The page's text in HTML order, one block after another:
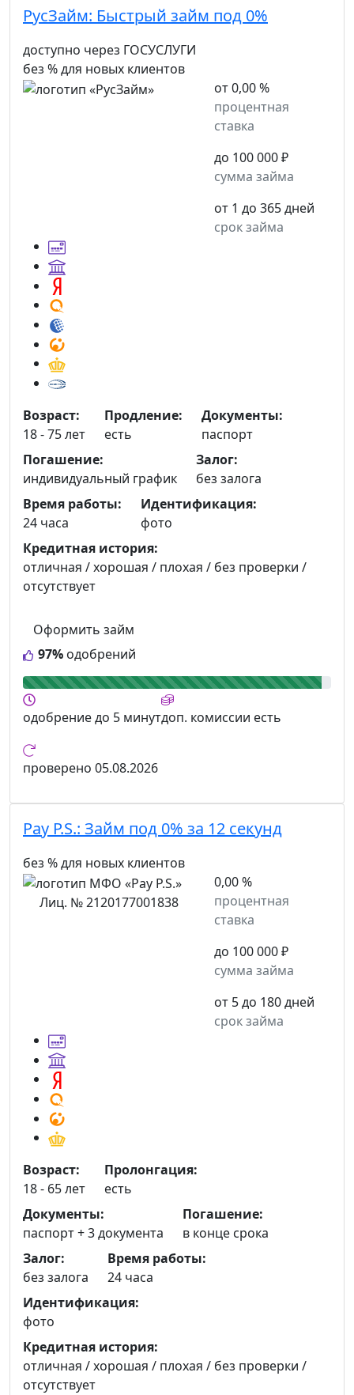
РусЗайм: Быстрый займ под 0%
доступно через ГОСУСЛУГИ
без % для новых клиентов
от 0,00 %
процентная
ставка
до 100 000 ₽
сумма займа
от 1 до 365 дней
срок займа
97% одобрений
Оформить займ
Возраст:
18 - 75 лет
Продление:
есть
Документы:
паспорт
Погашение:
индивидуальный график
Залог:
без залога
Время работы:
24 часа
Идентификация:
фото
Кредитная история:
отличная / хорошая / плохая / без проверки /
отсутствует
одобрениедо 5 минутдоп. комиссии есть
проверено 05.08.2026
Pay P.S.: Займ под 0% за 12 секунд
без % для новых клиентов
Лиц. № 2120177001838
0,00 %
процентная
ставка
до 100 000 ₽
сумма займа
от 5 до 180 дней
срок займа
Возраст:
18 - 65 лет
Пролонгация:
есть
Документы:
паспорт +3 документа
Погашение:
в конце срока
Залог:
без залога
Время работы:
24 часа
Идентификация:
фото
Кредитная история:
отличная / хорошая / плохая / без проверки /
отсутствует